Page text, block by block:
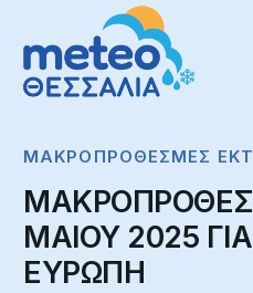
ΜΑΚΡΟΠΡΌΘΕΣΜΕΣ
MAIOY 2025
ΕΥΡΩΠΗ